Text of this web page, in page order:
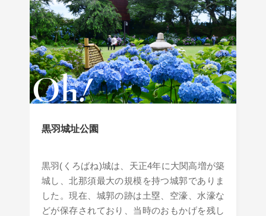
黒羽城址公園
黒羽(くろばね)城は、天正4年に大関高増が築
城し、北那須最大の規模を持つ城郭でありま
した。現在、城郭の跡は土塁、空濠、水濠な
どが保存されており、当時のおもかげを残し